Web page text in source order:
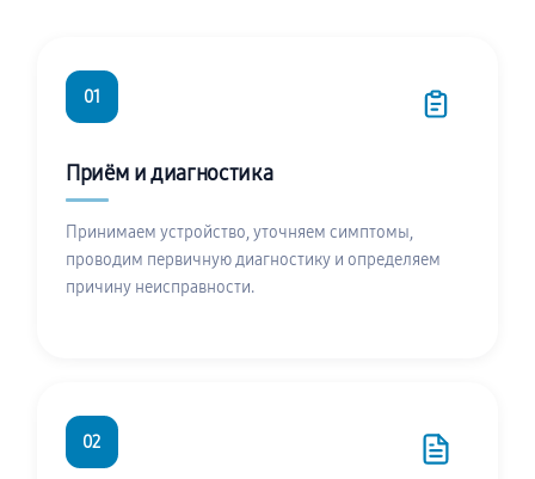
01
Приём и диагностика
Принимаем устройство, уточняем симптомы,
проводим первичную диагностику и определяем
причину неисправности.
02